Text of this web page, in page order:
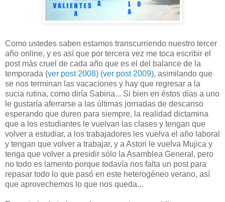
Como ustedes saben estamos transcurriendo nuestro tercer
año online, y es así que por tercera vez me toca escribir el
post más cruel de cada año que es el del balance de la
temporada (ver post 2008) (ver post 2009), asimilando que
se nos terminan las vacaciones y hay que regresar a la
sucia rutina, como diría Sabina... Si bien en éstos días a uno
le gustaría aferrarse a las últimas jornadas de descanso
esperando que duren para siempre, la realidad dictamina
que a los estudiantes le vuelvan las clases y tengan que
volver a estudiar, a los trabajadores les vuelva el año laboral
y tengan que volver a trabajar, y a Astori le vuelva Mujica y
tenga que volver a presidir sólo la Asamblea General, pero
no todo es lamento porque todavía nos falta un post para
repasar todo lo que pasó en este heterogéneo verano, así
que aprovechemos lo que nos queda...